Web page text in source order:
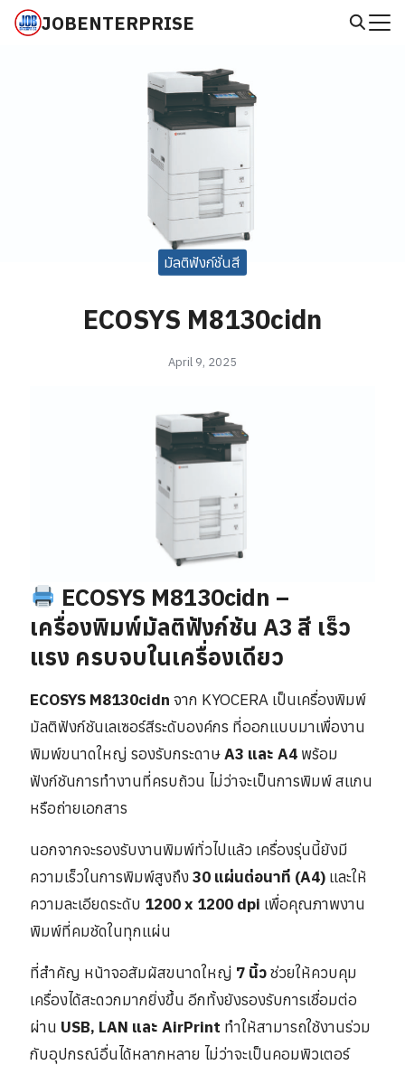
Skip
JOBENTERPRISE
มัลติฟังก์ชั่นสี
ECOSYS M8130cidn
April 9, 2025
ECOSYS M8130cidn –
เครื่องพิมพ์มัลติฟังก์ชัน A3 สี เร็ว
แรง ครบจบในเครื่องเดียว
ECOSYS M8130cidn จาก KYOCERA เป็นเครื่องพิมพ์
มัลติฟังก์ชันเลเซอร์สีระดับองค์กร ที่ออกแบบมาเพื่องาน
พิมพ์ขนาดใหญ่ รองรับกระดาษA3 และ A4พร้อม
ฟังก์ชันการทำงานที่ครบถ้วน ไม่ว่าจะเป็นการพิมพ์ สแกน
หรือถ่ายเอกสาร
นอกจากจะรองรับงานพิมพ์ทั่วไปแล้ว เครื่องรุ่นนี้ยังมี
ความเร็วในการพิมพ์สูงถึง30 แผ่นต่อนาที (A4)และให้
ความละเอียดระดับ 1200 x 1200 dpi เพื่อคุณภาพงาน
พิมพ์ที่คมชัดในทุกแผ่น
ที่สำคัญ หน้าจอสัมผัสขนาดใหญ่ 7 นิ้วช่วยให้ควบคุม
เครื่องได้สะดวกมากยิ่งขึ้น อีกทั้งยังรองรับการเชื่อมต่อ
ผ่าน USB, LAN และ AirPrint ทำให้สามารถใช้งานร่วม
กับอุปกรณ์อื่นได้หลากหลาย ไม่ว่าจะเป็นคอมพิวเตอร์